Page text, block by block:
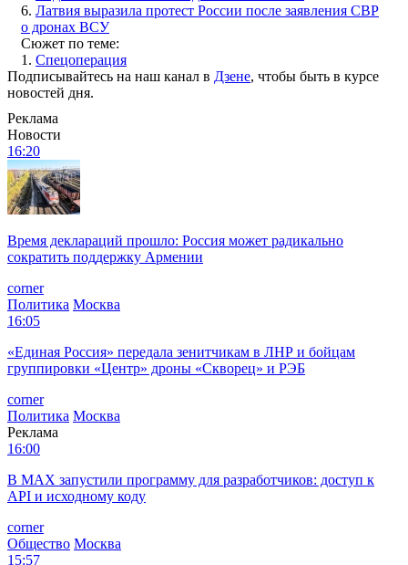
6. Латвия выразила протест России после заявления СВР
о дронах ВСУ
Сюжет по теме:
1. Спецоперация
Подписывайтесь на наш канал в Дзене, чтобы быть в курсе
новостей дня.
Реклама
Новости
16:20
Время деклараций прошло: Россия может радикально
сократить поддержку Армении
corner
Политика Москва
16:05
«Единая Россия» передала зенитчикам в ЛНР и бойцам
группировки «Центр» дроны «Скворец» и РЭБ
corner
Политика Москва
Реклама
16:00
В MAX запустили программу для разработчиков: доступ к
API и исходному коду
corner
Общество Москва
15:57